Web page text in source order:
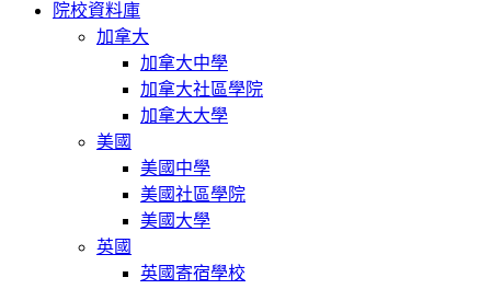
院校資料庫
加拿大
加拿大中學
加拿大社區學院
加拿大大學
美國
美國中學
美國社區學院
美國大學
英國
英國寄宿學校